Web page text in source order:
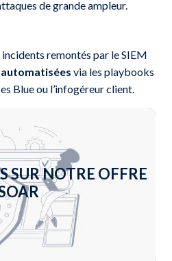
de grande ampleur.
remontés par le SIEM
via les playbooks
Blue ou l’infogéreur client.
SUR NOTRE OFFRE
plus +